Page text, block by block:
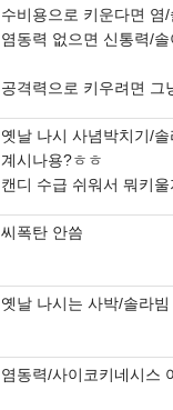
수비용으로 키운다면 염
염동력 없으면 신통력/솔
공격력으로 키우려면 그
옛날 나시 사념박치기/
계시나용?ㅎㅎ
캔디 수급 쉬워서 뭐키
씨폭탄 안씀
옛날 나시는 사박/솔라빔
염동력/사이코키네시스